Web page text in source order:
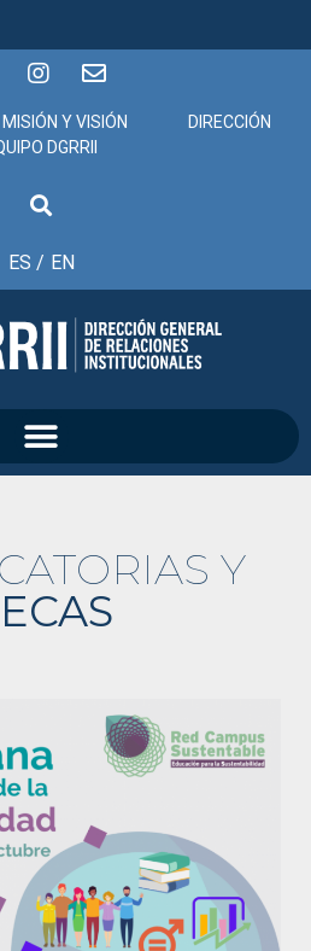
herramientas
MISIÓN Y VISIÓN
DIRECCIÓN
DGRRII
ES / EN
Y